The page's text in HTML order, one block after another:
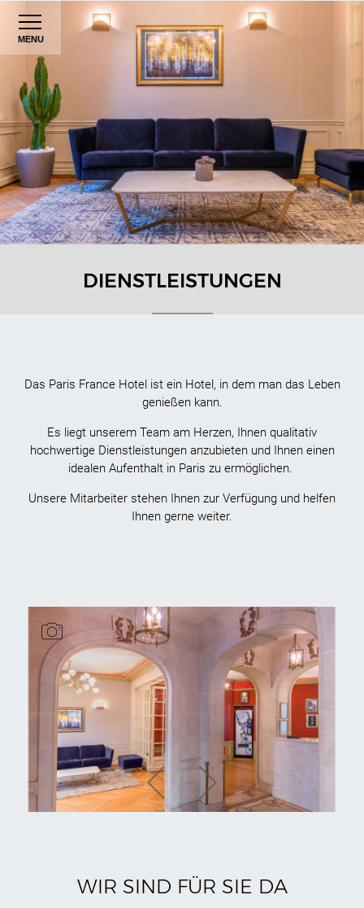
MENU
DIENSTLEISTUNGEN
Das Paris France Hotel ist ein Hotel, in dem man das Leben
genießen kann.
Es liegt unserem Team am Herzen, Ihnen qualitativ
hochwertige Dienstleistungen anzubieten und Ihnen einen
idealen Aufenthalt in Paris zu ermöglichen.
Unsere Mitarbeiter stehen Ihnen zur Verfügung und helfen
Ihnen gerne weiter.
WIR SIND FÜR SIE DA